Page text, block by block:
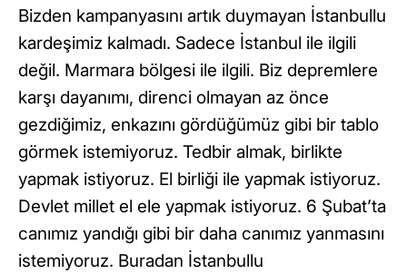
Bizden kampanyasını artık duymayan İstanbullu
kardeşimiz kalmadı. Sadece İstanbul ile ilgili
değil. Marmara bölgesi ile ilgili. Biz depremlere
karşı dayanımı, direnci olmayan az önce
gezdiğimiz, enkazını gördüğümüz gibi bir tablo
görmek istemiyoruz. Tedbir almak, birlikte
yapmak istiyoruz. El birliği ile yapmak istiyoruz.
Devlet millet el ele yapmak istiyoruz. 6 Şubat’ta
canımız yandığı gibi bir daha canımız yanmasını
istemiyoruz. Buradan İstanbullu